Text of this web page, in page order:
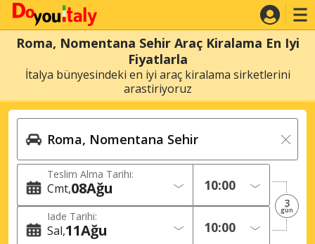
Roma, Nomentana Sehir Araç Kiralama En Iyi
Fiyatlarla
İtalya bünyesindeki en iyi araç kiralama sirketlerini
arastiriyoruz
Teslim Alma Tarihi:
Cmt 08Ağu
Iade Tarihi:
Sal 11Ağu
3
gün